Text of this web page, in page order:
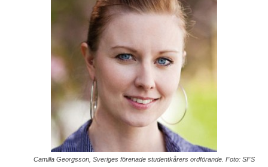
Camilla Georgsson, Sveriges förenade studentkårers ordförande. Foto: SFS